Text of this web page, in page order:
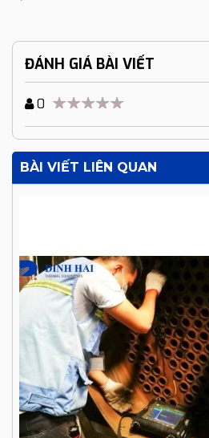
ĐÁNH GIÁ BÀI VIẾT
0
BÀI VIẾT LIÊN QUAN